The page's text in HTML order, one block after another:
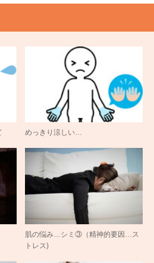
めっきり涼しい…
肌の悩み…シミ③（精神的要因…ス
トレス)